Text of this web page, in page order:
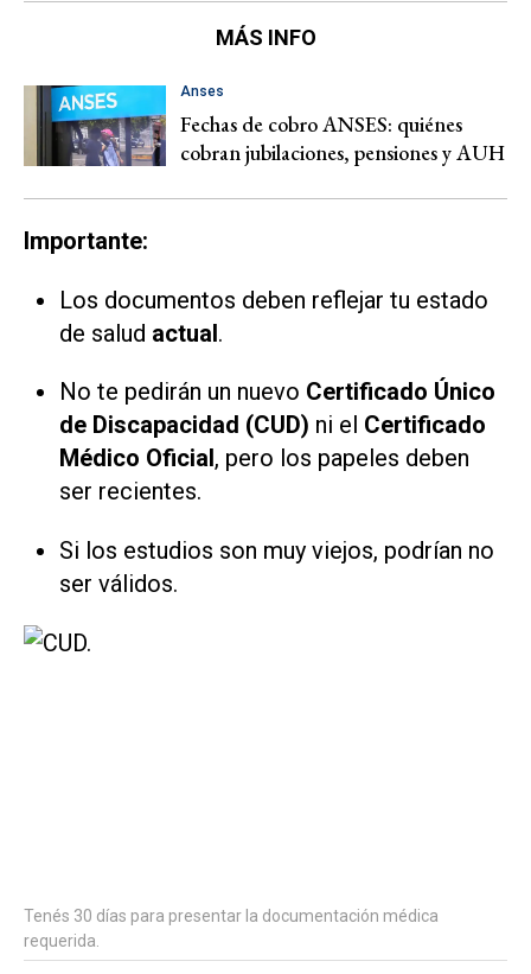
MÁS INFO
Anses
Fechas de cobro ANSES: quiénes
cobran jubilaciones, pensiones y AUH
Importante:
Los documentos deben reflejar tu estado
de salud actual.
No te pedirán un nuevo Certificado Único
de Discapacidad (CUD) ni el Certificado
Médico Oficial, pero los papeles deben
ser recientes.
Si los estudios son muy viejos, podrían no
ser válidos.
Tenés 30 días para presentar la documentación médica
requerida.